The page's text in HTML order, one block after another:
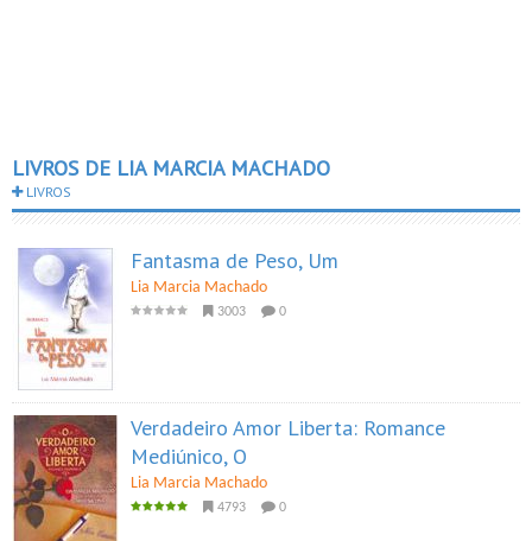
LIVROS DE LIA MARCIA MACHADO
LIVROS
Fantasma de Peso, Um
Lia Marcia Machado
3003 0
Verdadeiro Amor Liberta: Romance
Mediúnico, O
Lia Marcia Machado
4793 0